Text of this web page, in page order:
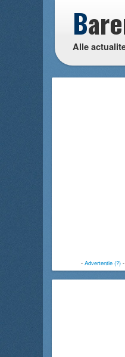
B
Alle
- Advertentie (?)-